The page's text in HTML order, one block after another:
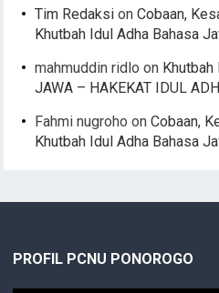
Tim Redaksi onCobaan,
Khutbah Idul Adha Bahasa
mahmuddin ridlo on
JAWA – HAKEKAT IDUL
Fahmi nugroho onCobaan,
Khutbah Idul Adha Bahasa
PROFIL PCNU PONOROGO